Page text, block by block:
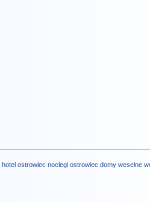
hotel ostrowiec noclegi ostrowiec domy weselne